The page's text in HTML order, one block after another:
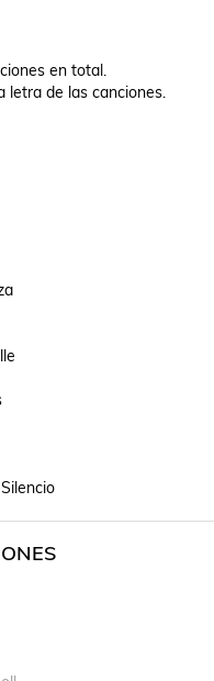
en total.
letra de las canciones.